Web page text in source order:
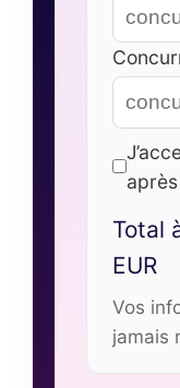
Total
EUR
Vos
jamais